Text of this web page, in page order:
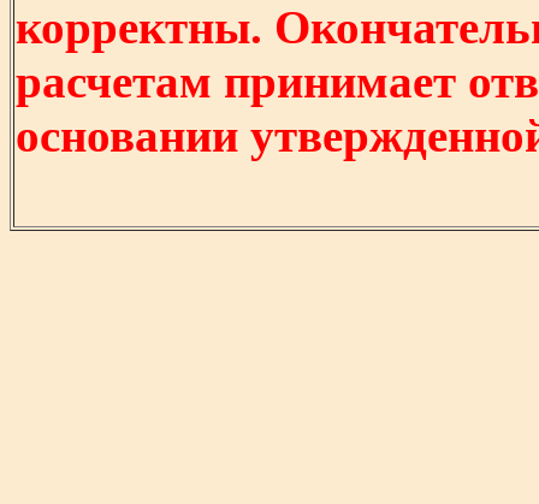
корректны.
расчетам принимает
основании